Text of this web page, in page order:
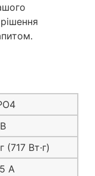
(717 Вт·г)
А